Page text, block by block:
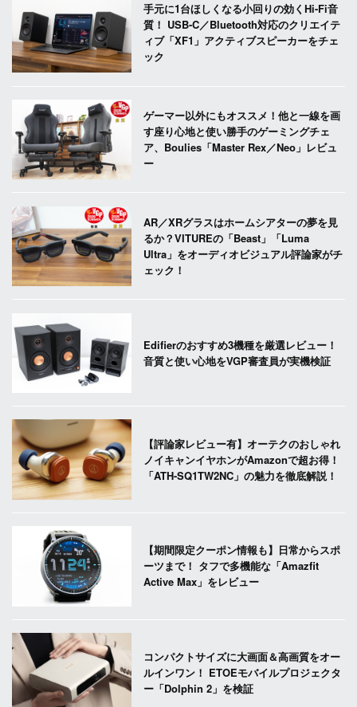
手元に1台ほしくなる小回りの効くHi-Fi音
質！ USB-C／Bluetooth対応のクリエイテ
ィブ「XF1」アクティブスピーカーをチェ
ック
ゲーマー以外にもオススメ！他と一線を画
す座り心地と使い勝手のゲーミングチェ
ア、Boulies「Master Rex／Neo」レビュ
ー
AR／XRグラスはホームシアターの夢を見
るか？VITUREの「Beast」「Luma
Ultra」をオーディオビジュアル評論家がチ
ェック！
Edifierのおすすめ3機種を厳選レビュー！
音質と使い心地をVGP審査員が実機検証
【評論家レビュー有】オーテクのおしゃれ
ノイキャンイヤホンがAmazonで超お得！
「ATH-SQ1TW2NC」の魅力を徹底解説！
【期間限定クーポン情報も】日常からスポ
ーツまで！ タフで多機能な「Amazfit
Active Max」をレビュー
コンパクトサイズに大画面＆高画質をオー
ルインワン！ ETOEモバイルプロジェクタ
ー「Dolphin 2」を検証